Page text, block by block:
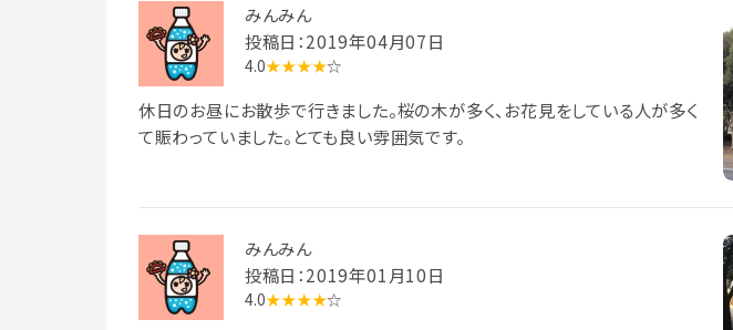
みんみん
投稿日：2019年04月07日
4.0★★★★☆
休日のお昼にお散歩で行きました。桜の木が多く、お花見をしている人が多く
て賑わっていました。とても良い雰囲気です。
みんみん
投稿日：2019年01月10日
4.0★★★★☆